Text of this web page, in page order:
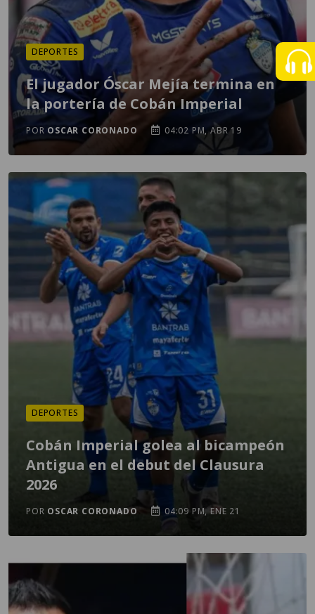
DEPORTES
El jugador Óscar Mejía termina en
la portería de Cobán Imperial
POR OSCAR CORONADO 04:02 PM, ABR 19
DEPORTES
Cobán Imperial golea al bicampeón
Antigua en el debut del Clausura
2026
POR OSCAR CORONADO 04:09 PM, ENE 21